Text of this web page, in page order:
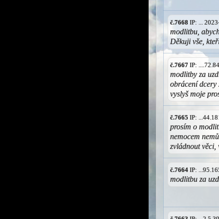
č.7668 IP: ...
modlitbu,
Děkuji vše,
č.7667 IP:
modlitby za
obrácení dcery
vyslyš moje
č.7665 IP:
prosím o
nemocem
zvládnout věci,
č.7664 IP:
modlitbu za